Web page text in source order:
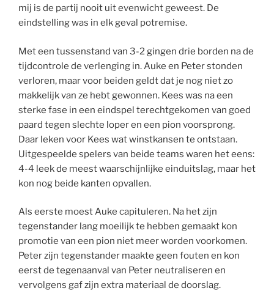
mij is de partij nooit uit evenwicht geweest. De
eindstelling was in elk geval potremise.
Met een tussenstand van 3-2 gingen drie borden na de
tijdcontrole de verlenging in. Auke en Peter stonden
verloren, maar voor beiden geldt dat je nog niet zo
makkelijk van ze hebt gewonnen. Kees was na een
sterke fase in een eindspel terechtgekomen van goed
paard tegen slechte loper en een pion voorsprong.
Daar leken voor Kees wat winstkansen te ontstaan.
Uitgespeelde spelers van beide teams waren het eens:
4-4 leek de meest waarschijnlijke einduitslag, maar het
kon nog beide kanten opvallen.
Als eerste moest Auke capituleren. Na het zijn
tegenstander lang moeilijk te hebben gemaakt kon
promotie van een pion niet meer worden voorkomen.
Peter zijn tegenstander maakte geen fouten en kon
eerst de tegenaanval van Peter neutraliseren en
vervolgens gaf zijn extra materiaal de doorslag.